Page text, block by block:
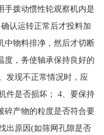
手拨动惯性轮观察机内是
认运转正常后才投料加
中物料排净，然后才切断
度，务使轴承保持良好的
发现不正常情况时，应
件是否损坏； 4、要保持
碎产物的粒度是否符合要
出原因(如筛网孔隙是否